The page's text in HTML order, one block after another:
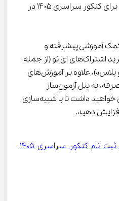
و مرتبط‌ترین محتوا را برای کنکور سراسری ۱۴۰۵ در
آموزشی پیشرفته و
مقرون به صرفه: با خرید اشتراک‌های آی نو (از جمله
«آی ‌نو آزمون» یا «آی ‌نو پلاس»)، علاوه بر آموزش‌های
باکیفیت و مقرون به صرفه، به پنل آزمون‌ساز
نامحدود نیز دسترسی خواهید داشت تا با شبیه‌سازی
دهید.
نام کنکور سراسری ۱۴۰۵